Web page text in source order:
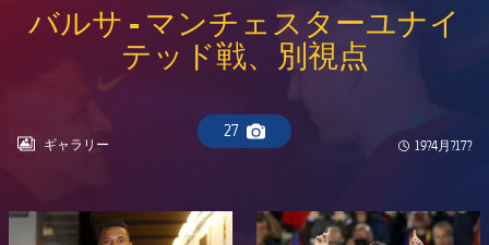
10年毎
PLUSICON
LABEL.ARIA.PLUS
女子サッカー
plusicon
label.aria.plus
plusicon
label.aria.plus
バルサ - マンチェスターユナイ
テッド戦、別視点
27
Camera icon
LABEL.ARIA.GALLERY
ギャラリー Published
19?4月?17?
FC Barcelona club badge FC Barcelona club badge